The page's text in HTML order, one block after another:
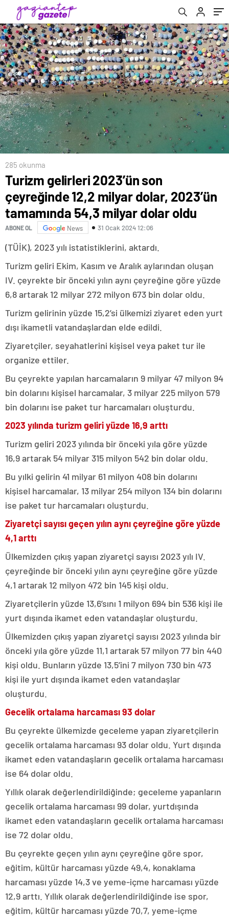
dolar oldu
285 okunma
Turizm gelirleri 2023’ün son
çeyreğinde 12,2 milyar dolar, 2023’ün
tamamında 54,3 milyar dolar oldu
ABONE OL News 31 Ocak 2024 12:06
(TÜİK), 2023 yılı istatistiklerini, aktardı.
Turizm geliri Ekim, Kasım ve Aralık aylarından oluşan
IV. çeyrekte bir önceki yılın aynı çeyreğine göre yüzde
6,8 artarak 12 milyar 272 milyon 673 bin dolar oldu.
Turizm gelirinin yüzde 15,2’si ülkemizi ziyaret eden yurt
dışı ikametli vatandaşlardan elde edildi.
Ziyaretçiler, seyahatlerini kişisel veya paket tur ile
organize ettiler.
Bu çeyrekte yapılan harcamaların 9 milyar 47 milyon 94
bin dolarını kişisel harcamalar, 3 milyar 225 milyon 579
bin dolarını ise paket tur harcamaları oluşturdu.
2023 yılında turizm geliri yüzde 16,9 arttı
Turizm geliri 2023 yılında bir önceki yıla göre yüzde
16,9 artarak 54 milyar 315 milyon 542 bin dolar oldu.
Bu yılki gelirin 41 milyar 61 milyon 408 bin dolarını
kişisel harcamalar, 13 milyar 254 milyon 134 bin dolarını
ise paket tur harcamaları oluşturdu.
Ziyaretçi sayısı geçen yılın aynı çeyreğine göre yüzde
4,1 arttı
Ülkemizden çıkış yapan ziyaretçi sayısı 2023 yılı IV.
çeyreğinde bir önceki yılın aynı çeyreğine göre yüzde
4,1 artarak 12 milyon 472 bin 145 kişi oldu.
Ziyaretçilerin yüzde 13,6’sını 1 milyon 694 bin 536 kişi ile
yurt dışında ikamet eden vatandaşlar oluşturdu.
Ülkemizden çıkış yapan ziyaretçi sayısı 2023 yılında bir
önceki yıla göre yüzde 11,1 artarak 57 milyon 77 bin 440
kişi oldu. Bunların yüzde 13,5’ini 7 milyon 730 bin 473
kişi ile yurt dışında ikamet eden vatandaşlar
oluşturdu.
Gecelik ortalama harcaması 93 dolar
Bu çeyrekte ülkemizde geceleme yapan ziyaretçilerin
gecelik ortalama harcaması 93 dolar oldu. Yurt dışında
ikamet eden vatandaşların gecelik ortalama harcaması
ise 64 dolar oldu.
Yıllık olarak değerlendirildiğinde; geceleme yapanların
gecelik ortalama harcaması 99 dolar, yurtdışında
ikamet eden vatandaşların gecelik ortalama harcaması
ise 72 dolar oldu.
Bu çeyrekte geçen yılın aynı çeyreğine göre spor,
eğitim, kültür harcaması yüzde 49,4, konaklama
harcaması yüzde 14,3 ve yeme-içme harcaması yüzde
12,9 arttı. Yıllık olarak değerlendirildiğinde ise spor,
eğitim, kültür harcaması yüzde 70,7, yeme-içme